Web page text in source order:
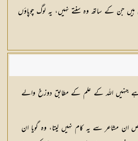
جن کے ساتھ وہ سنتے نہیں، یہ لوگ چوپاؤں
جنہیں اللہ کے علم کے مطابق دوزخ والے
مشاعر سے یہ کام نہیں لیتا، وہ گویا ان